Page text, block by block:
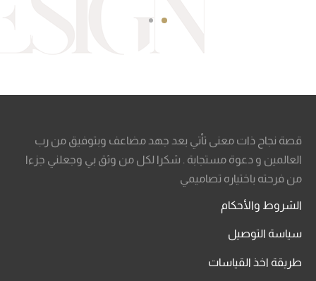
قصة نجاح ذات معنى تأتي بعد جهد مضاعف وبتوفيق من رب
العالمين و دعوة مستجابة . شكرا لكل من وثق بي وجعلني جزءا
من فرحته باختياره تصاميمي
الشروط والأحكام
سياسة التوصيل
طريقة اخذ القياسات